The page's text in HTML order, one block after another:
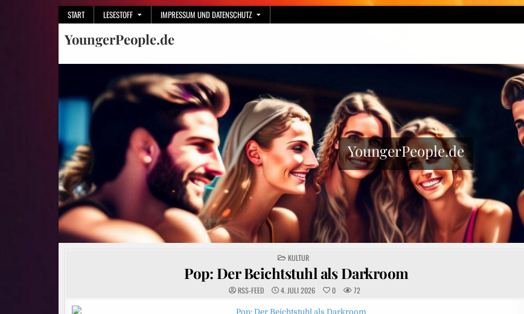
START LESESTOFF IMPRESSUM UND DATENSCHUTZ
YoungerPeople.de
YoungerPeople.de
POSTED
IN
KULTUR
Pop: Der Beichtstuhl als Darkroom
RSS-FEED 4. JULI 2026 0 72